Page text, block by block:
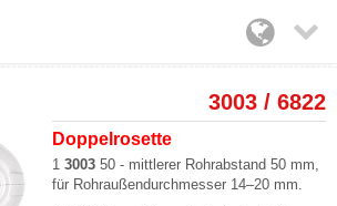

3003 / 6822
Doppelrosette
13003 50 - mittlerer Rohrabstand 50 mm,
für Rohraußendurchmesser 14–20 mm.